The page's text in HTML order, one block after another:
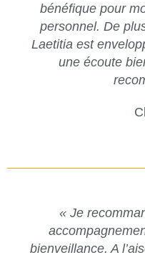
bénéfique pour
personnel. De
Laetitia est
une écoute
« Je
bienveillance. A